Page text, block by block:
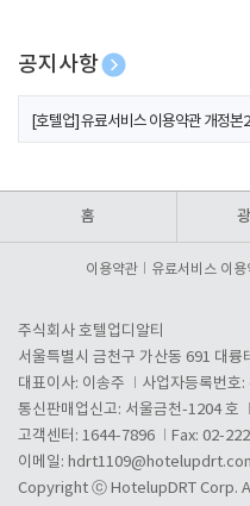
공지사항
[호텔업] 개인정보 처리방침 개정본1
[호텔업] 유료서비스 이용약관 개정본2
홈
이용약관 유료서비스 이용
주식회사 호텔업디알티
서울특별시 금천구 가산동 691 대
대표이사: 이송주
사업자등록번
통신판매업신고: 서울금천-1204 호
고객센터: 1644-7896
Fax: 02-
이메일:
Copyright ⓒ HotelupDRT Corp.